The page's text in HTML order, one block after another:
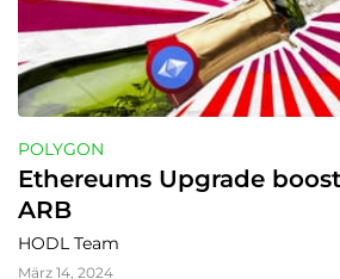
POLYGON
Ethereums Upgrade
ARB
HODL Team
März 14, 2024